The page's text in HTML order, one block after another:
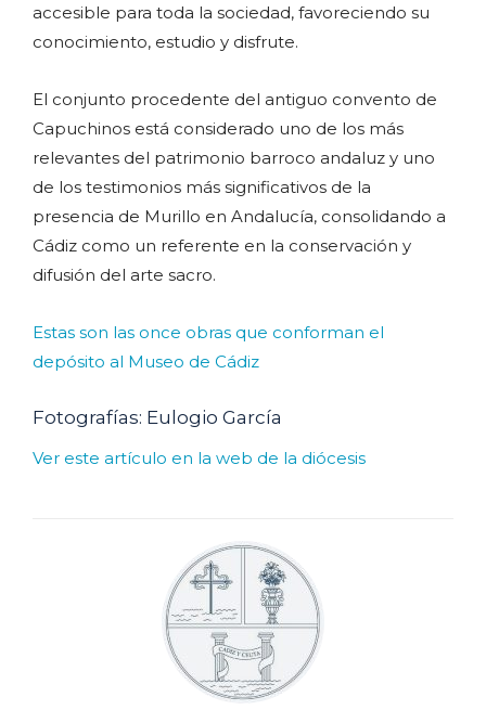
accesible para toda la sociedad, favoreciendo su
conocimiento, estudio y disfrute.
El conjunto procedente del antiguo convento de
Capuchinos está considerado uno de los más
relevantes del patrimonio barroco andaluz y uno
de los testimonios más significativos de la
presencia de Murillo en Andalucía, consolidando a
Cádiz como un referente en la conservación y
difusión del arte sacro.
Estas son las once obras que conforman el
depósito al Museo de Cádiz
Fotografías: Eulogio García
Ver este artículo en la web de la diócesis